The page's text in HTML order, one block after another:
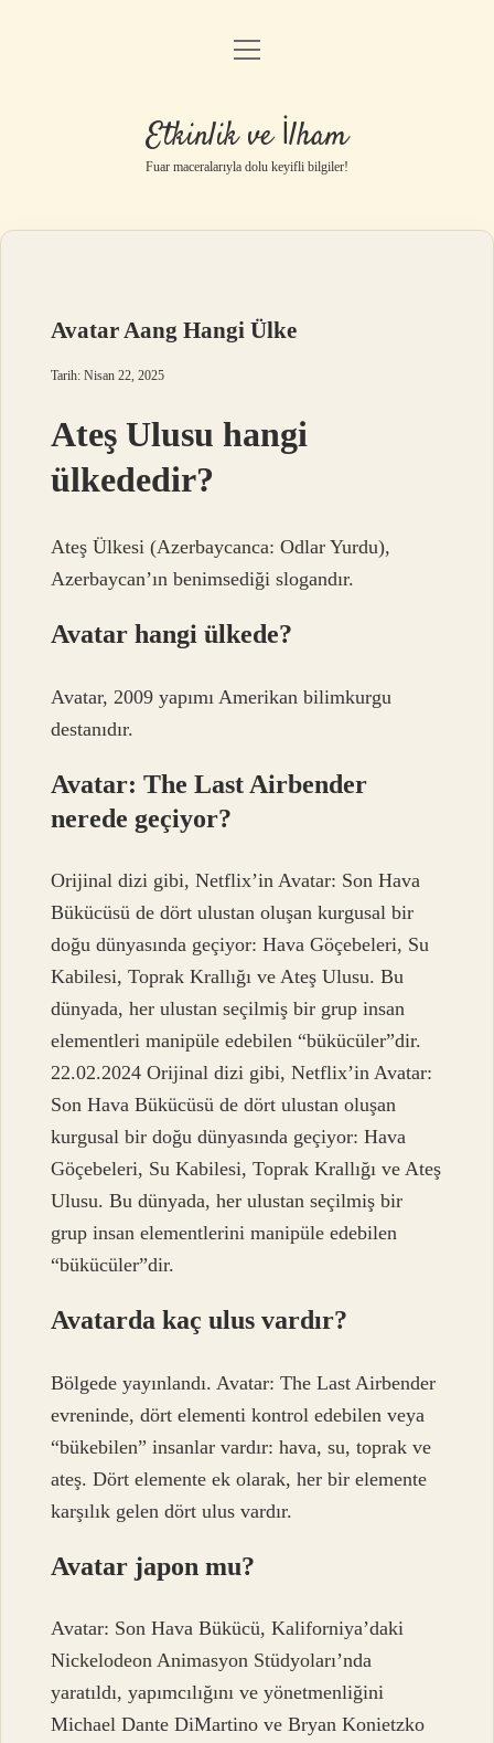
Anasayfa
Gizlilik Politikası
Yasal Uyarı
menüyü
Etkinlik ve İlham
Fuar maceralarıyla dolu keyifli bilgiler!
Avatar Aang Hangi Ülke
Tarih: Nisan 22, 2025
Ateş Ulusu hangi
ülkededir?
Ateş Ülkesi (Azerbaycanca: Odlar Yurdu),
Azerbaycan’ın benimsediği slogandır.
Avatar hangi ülkede?
Avatar, 2009 yapımı Amerikan bilimkurgu
destanıdır.
Avatar: The Last Airbender
nerede geçiyor?
Orijinal dizi gibi, Netflix’in Avatar: Son Hava
Bükücüsü de dört ulustan oluşan kurgusal bir
doğu dünyasında geçiyor: Hava Göçebeleri, Su
Kabilesi, Toprak Krallığı ve Ateş Ulusu. Bu
dünyada, her ulustan seçilmiş bir grup insan
elementleri manipüle edebilen “bükücüler”dir.
22.02.2024 Orijinal dizi gibi, Netflix’in Avatar:
Son Hava Bükücüsü de dört ulustan oluşan
kurgusal bir doğu dünyasında geçiyor: Hava
Göçebeleri, Su Kabilesi, Toprak Krallığı ve Ateş
Ulusu. Bu dünyada, her ulustan seçilmiş bir
grup insan elementlerini manipüle edebilen
“bükücüler”dir.
Avatarda kaç ulus vardır?
Bölgede yayınlandı. Avatar: The Last Airbender
evreninde, dört elementi kontrol edebilen veya
“bükebilen” insanlar vardır: hava, su, toprak ve
ateş. Dört elemente ek olarak, her bir elemente
karşılık gelen dört ulus vardır.
Avatar japon mu?
Avatar: Son Hava Bükücü, Kaliforniya’daki
Nickelodeon Animasyon Stüdyoları’nda
yaratıldı, yapımcılığını ve yönetmenliğini
Michael Dante DiMartino ve Bryan Konietzko